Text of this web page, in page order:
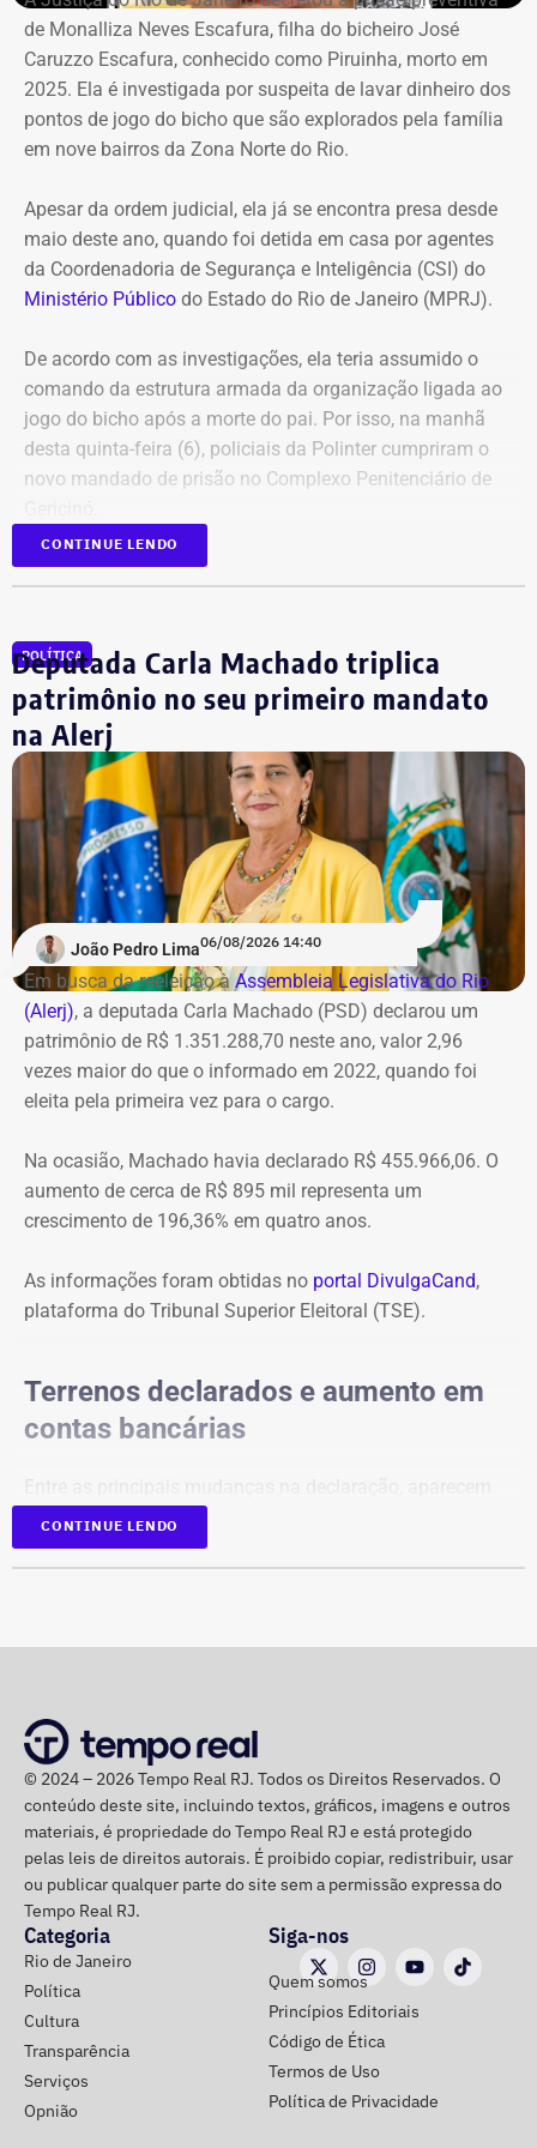
milhões.
*Com informações do Diário do Rio.
de Monalliza Neves Escafura, filha do bicheiro José
Caruzzo Escafura, conhecido como Piruinha, morto em
2025. Ela é investigada por suspeita de lavar dinheiro dos
pontos de jogo do bicho que são explorados pela família
em nove bairros da Zona Norte do Rio.
Apesar da ordem judicial, ela já se encontra presa desde
maio deste ano, quando foi detida em casa por agentes
da Coordenadoria de Segurança e Inteligência (CSI) do
Ministério Público do Estado do Rio de Janeiro (MPRJ).
De acordo com as investigações, ela teria assumido o
comando da estrutura armada da organização ligada ao
jogo do bicho após a morte do pai. Por isso, na manhã
desta quinta-feira (6), policiais da Polinter cumpriram o
novo mandado de prisão no Complexo Penitenciário de
Além dela, outros 12 réus foram alvo de mandados de
Teixeira, da 3ª Vara Especializada em Organização
Criminosa do Tribunal de Justiça do Rio.
*Com informações do g1
CONTINUE LENDO
POLÍTICA
Deputada Carla Machado triplica
patrimônio no seu primeiro mandato
na Alerj
João Pedro Lima06/08/2026 14:40
Em busca da reeleição à Assembleia Legislativa do Rio
(Alerj), a deputada Carla Machado (PSD) declarou um
patrimônio de R$ 1.351.288,70 neste ano, valor 2,96
vezes maior do que o informado em 2022, quando foi
eleita pela primeira vez para o cargo.
Na ocasião, Machado havia declarado R$ 455.966,06. O
aumento de cerca de R$ 895 mil representa um
crescimento de 196,36% em quatro anos.
As informações foram obtidas no portal DivulgaCand,
plataforma do Tribunal Superior Eleitoral (TSE).
Terrenos declarados e aumento em
contas bancárias
dois terrenos, avaliados em R$ 50 mil e R$ 100 mil, além
de um imóvel no valor de R$ 220 mil e um bem declarado
há quatro anos, passaram para R$ 97.543,64.
Já o apartamento herdado em Campos dos Goytacazes,
avaliado em R$ 187.475,88, e o imóvel herdado em São
João da Barra, de R$ 150 mil, permaneceram com os
mesmos valores declarados.
CONTINUE LENDO
© 2024 – 2026 Tempo Real RJ. Todos os Direitos Reservados. O
conteúdo deste site, incluindo textos, gráficos, imagens e outros
materiais, é propriedade do Tempo Real RJ e está protegido
pelas leis de direitos autorais. É proibido copiar, redistribuir, usar
ou publicar qualquer parte do site sem a permissão expressa do
Tempo Real RJ.
Categoria
Rio de Janeiro
Política
Cultura
Transparência
Serviços
Opnião
Siga-nos
Quem somos
Princípios Editoriais
Código de Ética
Termos de Uso
Política de Privacidade